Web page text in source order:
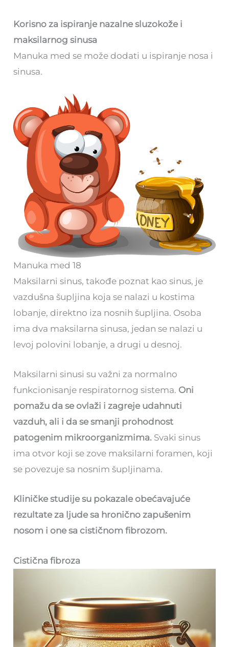
Korisno za ispiranje nazalne sluzokože i
maksilarnog sinusa
Manuka med se može dodati u ispiranje nosa i
sinusa.
Manuka med 18
Maksilarni sinus, takođe poznat kao sinus, je
vazdušna šupljina koja se nalazi u kostima
lobanje, direktno iza nosnih šupljina. Osoba
ima dva maksilarna sinusa, jedan se nalazi u
levoj polovini lobanje, a drugi u desnoj.
Maksilarni sinusi su važni za normalno
funkcionisanje respiratornog sistema. Oni
pomažu da se ovlaži i zagreje udahnuti
vazduh, ali i da se smanji prohodnost
patogenim mikroorganizmima. Svaki sinus
ima otvor koji se zove maksilarni foramen, koji
se povezuje sa nosnim šupljinama.
Kliničke studije su pokazale obećavajuće
rezultate za ljude sa hronično zapušenim
nosom i one sa cističnom fibrozom.
Cistična fibroza